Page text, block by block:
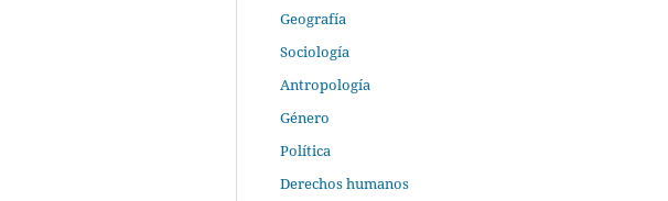
Geografía
Sociología
Antropología
Género
Política
Derechos humanos